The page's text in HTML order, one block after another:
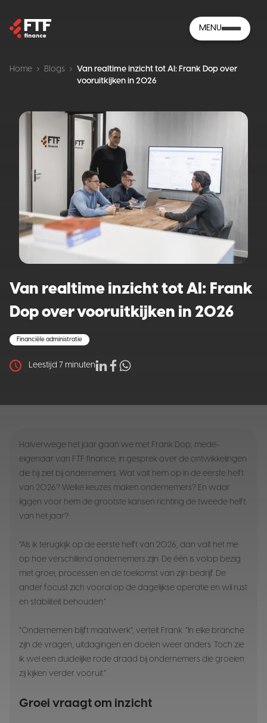
MENU
Home Blogs
Van realtime inzicht tot AI: Frank Dop over
vooruitkijken in 2026
Van realtime inzicht tot AI: Frank
Dop over vooruitkijken in 2026
Financiële administratie
Leestijd 7 minuten
Halverwege het jaar gaan we met Frank Dop, mede-
eigenaar van FTF finance, in gesprek over de ontwikkelingen
die hij ziet bij ondernemers. Wat valt hem op in de eerste helft
van 2026? Welke keuzes maken ondernemers? En waar
liggen voor hem de grootste kansen richting de tweede helft
van het jaar?
“Als ik terugkijk op de eerste helft van 2026, dan valt het me
op hoe verschillend ondernemers zijn. De één is volop bezig
met groei, processen en de toekomst van zijn bedrijf. De
ander focust zich vooral op de dagelijkse operatie en wil rust
en stabiliteit behouden.”
“Ondernemen blijft maatwerk”, vertelt Frank. “In elke branche
zijn de vragen, uitdagingen en doelen weer anders. Toch zie
ik wel een duidelijke rode draad bij ondernemers die groeien:
zij kijken verder vooruit.”
Groei vraagt om inzicht